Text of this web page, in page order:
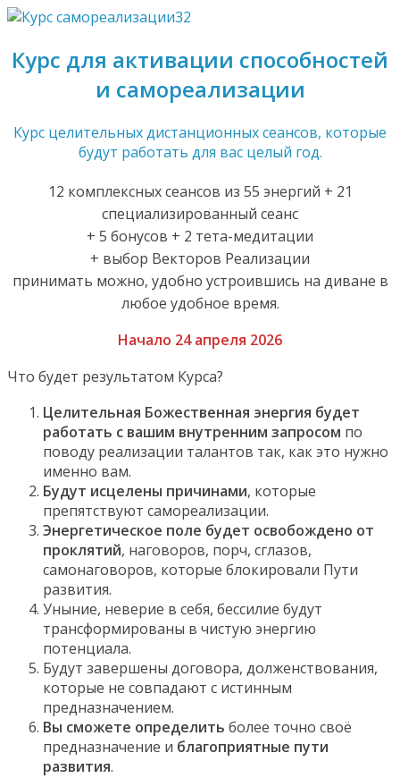
Курс для активации способностей
и самореализации
Курс целительных дистанционных сеансов, которые
будут работать для вас целый год.
12 комплексных сеансов из 55 энергий + 21
специализированный сеанс
+ 5 бонусов + 2 тета-медитации
+ выбор Векторов Реализации
принимать можно, удобно устроившись на диване в
любое удобное время.
Начало 24 апреля 2026
Что будет результатом Курса?
Целительная Божественная энергия будет
работать с вашим внутренним запросом по
поводу реализации талантов так, как это нужно
именно вам.
Будут исцелены причинами, которые
препятствуют самореализации.
Энергетическое поле будет освобождено от
проклятий, наговоров, порч, сглазов,
самонаговоров, которые блокировали Пути
развития.
Уныние, неверие в себя, бессилие будут
трансформированы в чистую энергию
потенциала.
Будут завершены договора, долженствования,
которые не совпадают с истинным
предназначением.
Вы сможете определить более точно своё
предназначение и благоприятные пути
развития.